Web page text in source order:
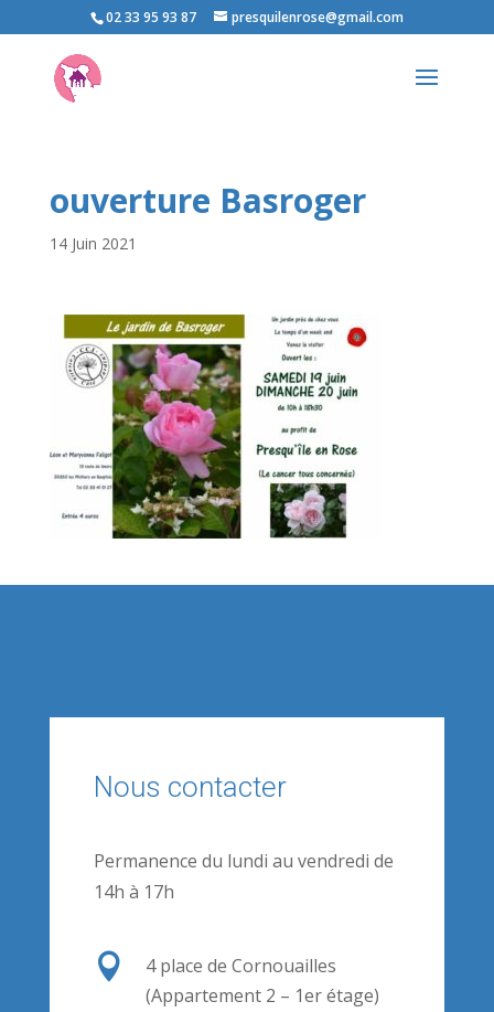
02 33 95 93 87 presquilenrose@gmail.com
ouverture Basroger
14 Juin 2021
Nous contacter
Permanence du lundi au vendredi de
14h à 17h

4 place de Cornouailles
(Appartement 2 – 1er étage)